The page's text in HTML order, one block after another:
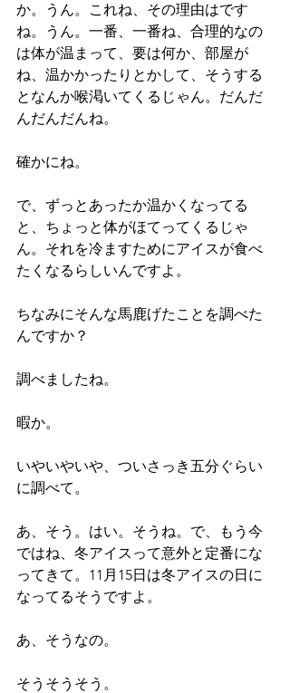
か。うん。これね、その理由はです
ね。うん。一番、一番ね、合理的なの
は体が温まって、要は何か、部屋が
ね、温かかったりとかして、そうする
となんか喉渇いてくるじゃん。だんだ
んだんだんね。
確かにね。
で、ずっとあったか温かくなってる
と、ちょっと体がほてってくるじゃ
ん。それを冷ますためにアイスが食べ
たくなるらしいんですよ。
ちなみにそんな馬鹿げたことを調べた
んですか？
調べましたね。
暇か。
いやいやいや、ついさっき五分ぐらい
に調べて。
あ、そう。はい。そうね。で、もう今
ではね、冬アイスって意外と定番にな
ってきて。11月15日は冬アイスの日に
なってるそうですよ。
あ、そうなの。
そうそうそう。